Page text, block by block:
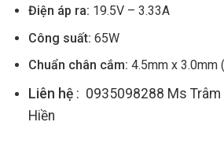
Điện áp ra: 19.5V – 3.33A
Công suất: 65W
Chuẩn chân cắm: 4.5mm x 3.0mm
Liên hệ: 0935098288 Ms
Hiền